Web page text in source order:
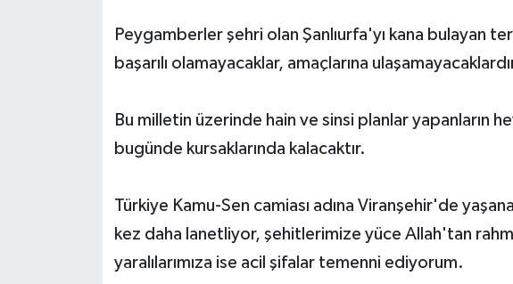
Peygamberler şehri olan Şanlıurfa'yı kana bulayan
başarılı olamayacaklar, amaçlarına
Bu milletin üzerinde hain ve sinsi planlar yapanların
bugünde kursaklarında kalacaktır.
Türkiye Kamu-Sen camiası adına Viranşehir'de
kez daha lanetliyor, şehitlerimize yüce Allah'tan
yaralılarımıza ise acil şifalar temenni ediyorum.